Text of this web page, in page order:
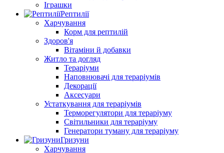
Іграшки
Рептилії
Харчування
Корм для рептилій
Здоров'я
Вітаміни й добавки
Житло та догляд
Тераріуми
Наповнювачі для тераріумів
Декорації
Аксесуари
Устаткування для тераріумів
Терморегулятори для тераріуму
Світильники для тераріуму
Генератори туману для тераріуму
Гризуни
Харчування